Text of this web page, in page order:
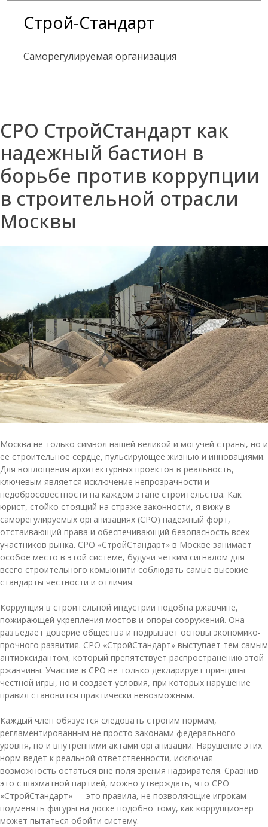
Строй-Стандарт
Саморегулируемая организация
СРО СтройСтандарт как
надежный бастион в
борьбе против коррупции
в строительной отрасли
Москвы
Москва не только символ нашей великой и могучей страны, но и
ее строительное сердце, пульсирующее жизнью и инновациями.
Для воплощения архитектурных проектов в реальность,
ключевым является исключение непрозрачности и
недобросовестности на каждом этапе строительства. Как
юрист, стойко стоящий на страже законности, я вижу в
саморегулируемых организациях (СРО) надежный форт,
отстаивающий права и обеспечивающий безопасность всех
участников рынка. СРО «СтройСтандарт» в Москве занимает
особое место в этой системе, будучи четким сигналом для
всего строительного комьюнити соблюдать самые высокие
стандарты честности и отличия.
Коррупция в строительной индустрии подобна ржавчине,
пожирающей укрепления мостов и опоры сооружений. Она
разъедает доверие общества и подрывает основы экономико-
прочного развития. СРО «СтройСтандарт» выступает тем самым
антиоксидантом, который препятствует распространению этой
ржавчины. Участие в СРО не только декларирует принципы
честной игры, но и создает условия, при которых нарушение
правил становится практически невозможным.
Каждый член обязуется следовать строгим нормам,
регламентированным не просто законами федерального
уровня, но и внутренними актами организации. Нарушение этих
норм ведет к реальной ответственности, исключая
возможность остаться вне поля зрения надзирателя. Сравнив
это с шахматной партией, можно утверждать, что СРО
«СтройСтандарт» — это правила, не позволяющие игрокам
подменять фигуры на доске подобно тому, как коррупционер
может пытаться обойти систему.